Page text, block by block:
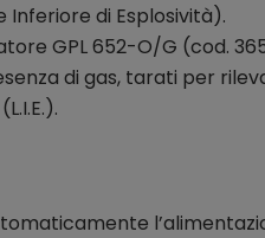
Inferiore di Esplosività).
GPL 652-O/G (cod.
di gas, tarati per